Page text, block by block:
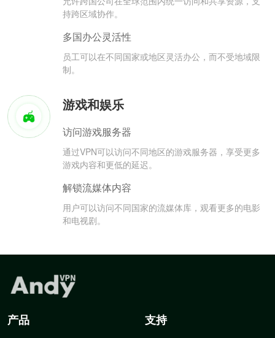
持跨区域协作。
多国办公灵活性
员工可以在不同国家或地区灵活办公，而不受地域限
制。
游戏和娱乐
访问游戏服务器
通过VPN可以访问不同地区的游戏服务器，享受更多
游戏内容和更低的延迟。
解锁流媒体内容
用户可以访问不同国家的流媒体库，观看更多的电影
和电视剧。
产品 支持